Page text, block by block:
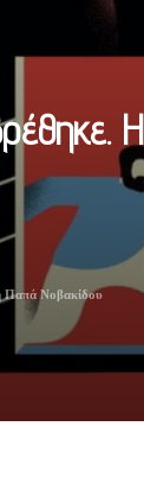
Η
Παπά Νοβακίδου